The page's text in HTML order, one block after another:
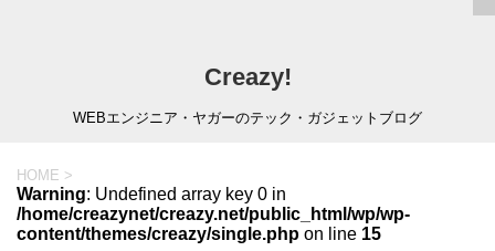
Creazy!
WEBエンジニア・ヤガーのテック・ガジェットブログ
HOME >
Warning: Undefined array key 0 in
/home/creazynet/creazy.net/public_html/wp/wp-
content/themes/creazy/single.php on line 15